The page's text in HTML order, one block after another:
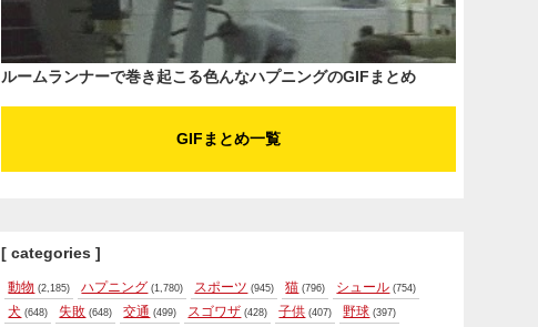
ルームランナーで巻き起こる色んなハプニングのGIFまとめ
GIFまとめ一覧
[ categories ]
動物 (2,185) ハプニング (1,780) スポーツ (945) 猫 (796) シュール (754)
犬 (648) 失敗 (648) 交通 (499) スゴワザ (428) 子供 (407) 野球 (397)